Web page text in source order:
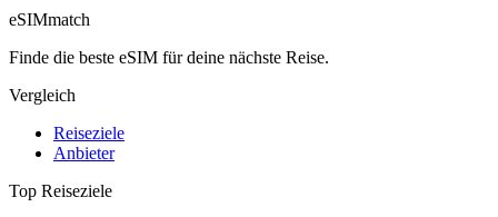
eSIMmatch
Finde die beste eSIM für deine nächste Reise.
Vergleich
Reiseziele
Anbieter
Top Reiseziele